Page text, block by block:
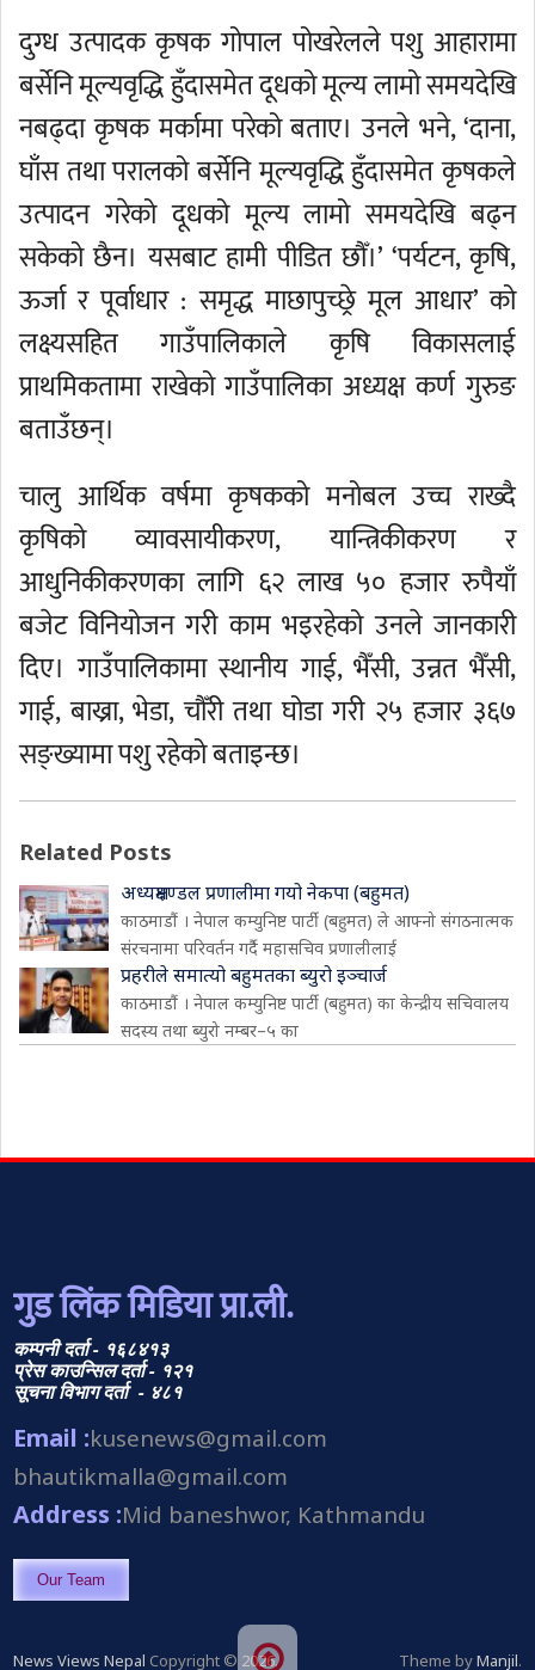
दुग्ध उत्पादक कृषक गोपाल पोखरेलले पशु आहारामा
बर्सेनि मूल्यवृद्धि हुँदासमेत दूधको मूल्य लामो समयदेखि
नबढ्दा कृषक मर्कामा परेको बताए। उनले भने, ‘दाना,
घाँस तथा परालको बर्सेनि मूल्यवृद्धि हुँदासमेत कृषकले
उत्पादन गरेको दूधको मूल्य लामो समयदेखि बढ्न
सकेको छैन। यसबाट हामी पीडित छौँ।’ ‘पर्यटन, कृषि,
ऊर्जा र पूर्वाधार : समृद्ध माछापुच्छ्रे मूल आधार’ को
लक्ष्यसहित गाउँपालिकाले कृषि विकासलाई
प्राथमिकतामा राखेको गाउँपालिका अध्यक्ष कर्ण गुरुङ
बताउँछन्।
चालु आर्थिक वर्षमा कृषकको मनोबल उच्च राख्दै
कृषिको व्यावसायीकरण, यान्त्रिकीकरण र
आधुनिकीकरणका लागि ६२ लाख ५० हजार रुपैयाँ
बजेट विनियोजन गरी काम भइरहेको उनले जानकारी
दिए। गाउँपालिकामा स्थानीय गाई, भैँसी, उन्नत भैँसी,
गाई, बाख्रा, भेडा, चौँरी तथा घोडा गरी २५ हजार ३६७
सङ्ख्यामा पशु रहेको बताइन्छ।
Related Posts
अध्यक्षमण्डल प्रणालीमा गयो नेकपा (बहुमत)
काठमाडौं । नेपाल कम्युनिष्ट पार्टी (बहुमत) ले आफ्नो संगठनात्मक
संरचनामा परिवर्तन गर्दै महासचिव प्रणालीलाई
प्रहरीले समात्यो बहुमतका ब्युरो इञ्चार्ज
काठमाडौं । नेपाल कम्युनिष्ट पार्टी (बहुमत) का केन्द्रीय सचिवालय
सदस्य तथा ब्युरो नम्बर–५ का
गुड लिंक मिडिया प्रा.ली.
कम्पनी दर्ता - १६८४१३
प्रेस काउन्सिल दर्ता - १२१
सूचना विभाग दर्ता - ४८१
Email :kusenews@gmail.com
bhautikmalla@gmail.com
Address :Mid baneshwor, Kathmandu
Our Team
News Views Nepal Copyright © 2026. Theme byManjil.